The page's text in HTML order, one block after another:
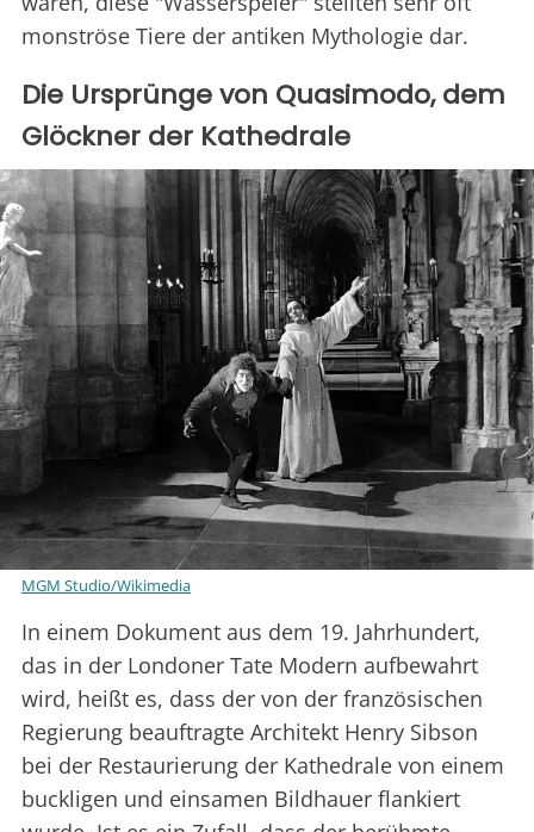
monströse Tiere der antiken Mythologie dar.
Die Ursprünge von Quasimodo, dem
Glöckner der Kathedrale
MGM Studio/Wikimedia
In einem Dokument aus dem 19. Jahrhundert,
das in der Londoner Tate Modern aufbewahrt
wird, heißt es, dass der von der französischen
Regierung beauftragte Architekt Henry Sibson
bei der Restaurierung der Kathedrale von einem
buckligen und einsamen Bildhauer flankiert